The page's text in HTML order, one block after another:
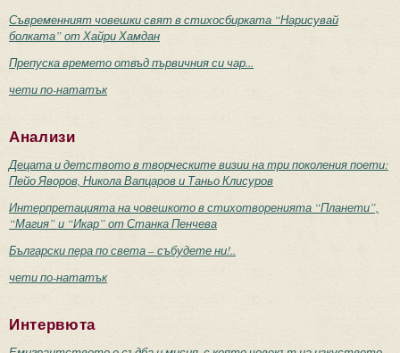
Съвременният човешки свят в стихосбирката “Нарисувай
болката” от Хайри Хамдан
Препуска времето отвъд първичния си чар...
чети по-нататък
Анализи
Децата и детството в творческите визии на три поколения поети:
Пейо Яворов, Никола Вапцаров и Таньо Клисуров
Интерпретацията на човешкото в стихотворенията “Планети”,
“Магия” и “Икар” от Станка Пенчева
Български пера по света – събудете ни!..
чети по-нататък
Интервюта